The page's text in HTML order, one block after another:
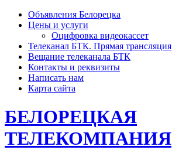
Объявления Белорецка
Цены и услуги
Оцифровка видеокассет
Телеканал БТК. Прямая трансляция
Вещание телеканала БТК
Контакты и реквизиты
Написать нам
Карта сайта
БЕЛОРЕЦКАЯ
ТЕЛЕКОМПАНИЯ